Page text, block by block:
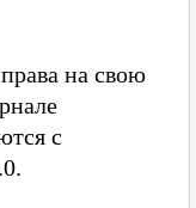
на свою
с